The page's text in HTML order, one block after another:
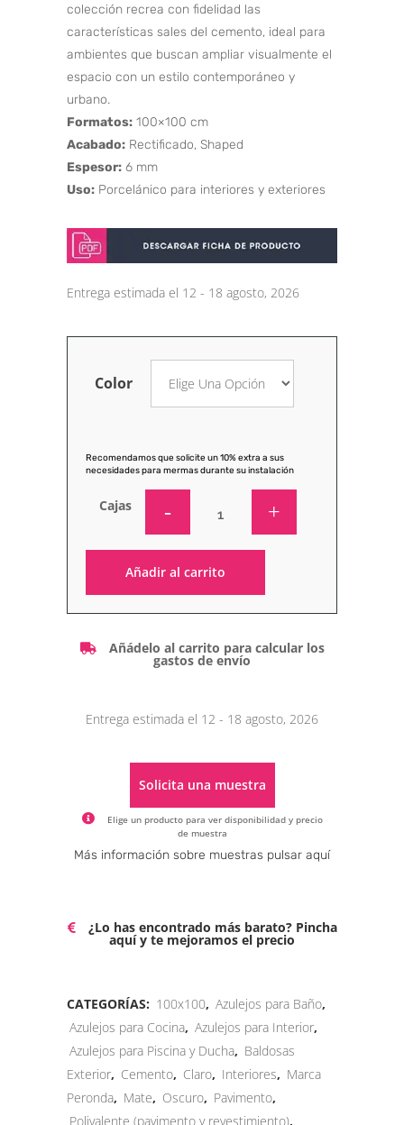
colección recrea con fidelidad las
características sales del cemento, ideal para
ambientes que buscan ampliar visualmente el
espacio con un estilo contemporáneo y
urbano.
Formatos: 100×100 cm
Acabado: Rectificado, Shaped
Espesor: 6 mm
Uso: Porcelánico para interiores y exteriores
Entrega estimada el 12 - 18 agosto, 2026
Color
Recomendamos que solicite un 10% extra a sus
necesidades para mermas durante su instalación
Cajas
Añadir al carrito
Añádelo al carrito para calcular los
gastos de envío
Entrega estimada el 12 - 18 agosto, 2026
Solicita una muestra
Elige un producto para ver disponibilidad y precio
de muestra
Alternative:
Más información sobre muestras pulsar aquí
¿Lo has encontrado más barato? Pincha
aquí y te mejoramos el precio
CATEGORÍAS: 100x100, Azulejos para Baño,
Azulejos para Cocina, Azulejos para Interior,
Azulejos para Piscina y Ducha, Baldosas
Exterior, Cemento, Claro, Interiores, Marca
Peronda, Mate, Oscuro, Pavimento,
Polivalente (pavimento y revestimiento),